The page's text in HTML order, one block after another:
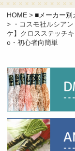
カテゴリーから
取り扱いブラン
当店について
よくあるご質問
ご利用ガイド
HOME ■メーカー別
・コスモ社ルシア
ケ】クロスステッチ
o・初心者向簡単